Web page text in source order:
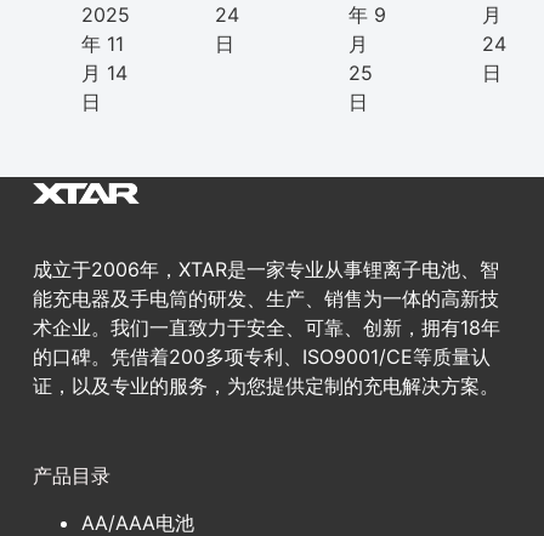
2025
年 11
月 14
日
24
日
年 9
月
25
日
月
24
日
成立于2006年，XTAR是一家专业从事锂离子电池、智
能充电器及手电筒的研发、生产、销售为一体的高新技
术企业。我们一直致力于安全、可靠、创新，拥有18年
的口碑。凭借着200多项专利、ISO9001/CE等质量认
证，以及专业的服务，为您提供定制的充电解决方案。
产品目录
AA/AAA电池